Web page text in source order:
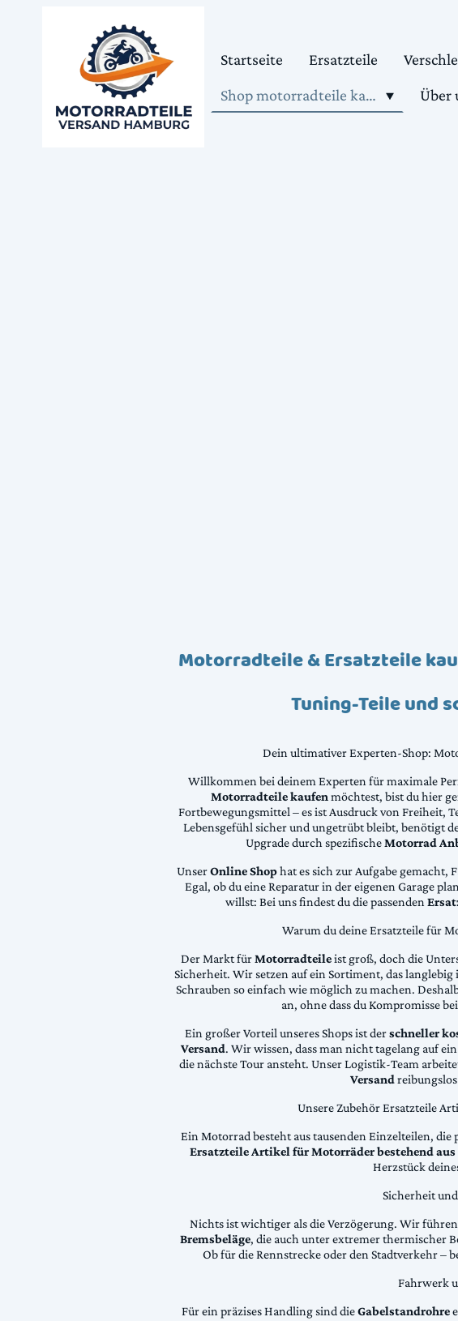
Startseite Ersatzteile
Shop motorradteile kaufen
Über
Motorradteile & Ersatzteile
Tuning-Teile und
Dein ultimativer Experten-Shop:
Willkommen bei deinem Experten für maximale
Motorradteile kaufenmöchtest, bist du hier
Fortbewegungsmittel – es ist Ausdruck von Freiheit,
Lebensgefühl sicher und ungetrübt bleibt, benötigt
Upgrade durch spezifischeMotorrad
UnserOnline Shophat es sich zur Aufgabe gemacht,
Egal, ob du eine Reparatur in der eigenen Garage
willst: Bei uns findest du die passenden
Warum du deine Ersatzteile für
Der Markt fürMotorradteileist groß, doch die
Sicherheit. Wir setzen auf ein Sortiment, das langlebig
Schrauben so einfach wie möglich zu machen.
an, ohne dass du Kompromisse
Ein großer Vorteil unseres Shops ist derschneller
Versand. Wir wissen, dass man nicht tagelang auf
die nächste Tour ansteht. Unser Logistik-Team
Versand
Unsere Zubehör Ersatzteile
Ein Motorrad besteht aus tausenden Einzelteilen, die
Ersatzteile Artikel für Motorräder bestehend
Herzstück
Sicherheit
Nichts ist wichtiger als die Verzögerung. Wir
Bremsbeläge, die auch unter extremer thermischer
Ob für die Rennstrecke oder den Stadtverkehr –
Fahrwerk
Für ein präzises Handling sind dieGabelstandrohre